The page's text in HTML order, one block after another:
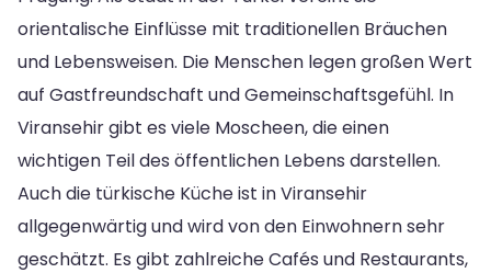
orientalische Einflüsse mit traditionellen Bräuchen
und Lebensweisen. Die Menschen legen großen Wert
auf Gastfreundschaft und Gemeinschaftsgefühl. In
Viransehir gibt es viele Moscheen, die einen
wichtigen Teil des öffentlichen Lebens darstellen.
Auch die türkische Küche ist in Viransehir
allgegenwärtig und wird von den Einwohnern sehr
geschätzt. Es gibt zahlreiche Cafés und Restaurants,